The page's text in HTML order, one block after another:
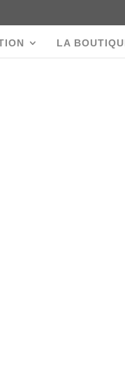
LA